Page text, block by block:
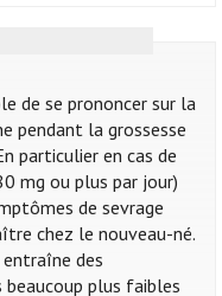
de se prononcer sur la
pendant la grossesse
particulier en cas de
mg ou plus par jour)
de sevrage
chez le nouveau-né.
des
plus faibles